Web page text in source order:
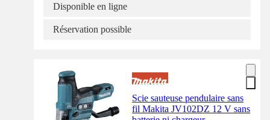
Disponible en ligne
Réservation possible
Scie sauteuse pendulaire sans
fil Makita JV102DZ 12 V sans